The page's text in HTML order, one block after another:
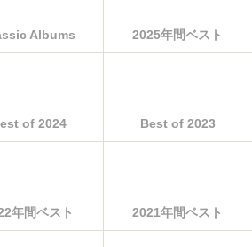
Albums 2025年間ベスト
of 2024 Best of 2023
年間ベスト 2021年間ベスト